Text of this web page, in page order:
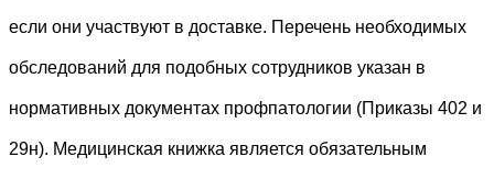
если они участвуют в доставке. Перечень необходимых
обследований для подобных сотрудников указан в
нормативных документах профпатологии (Приказы 402 и
29н). Медицинская книжка является обязательным